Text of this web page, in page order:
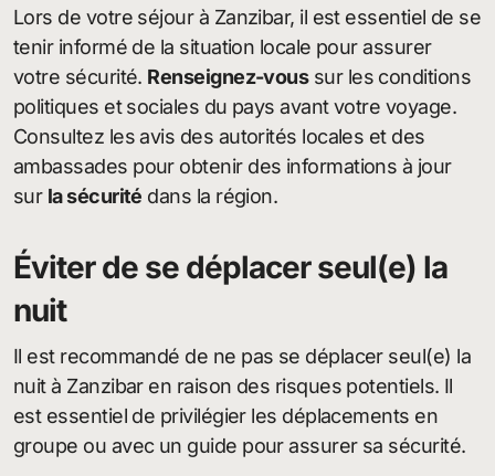
Lors de votre séjour à Zanzibar, il est essentiel de se
tenir informé de la situation locale pour assurer
votre sécurité. Renseignez-voussur les conditions
politiques et sociales du pays avant votre voyage.
Consultez les avis des autorités locales et des
ambassades pour obtenir des informations à jour
sur la sécurité dans la région.
Éviter de se déplacer seul(e) la
nuit
Il est recommandé de ne pas se déplacer seul(e) la
nuit à Zanzibar en raison des risques potentiels. Il
est essentiel de privilégier les déplacements en
groupe ou avec un guide pour assurer sa sécurité.